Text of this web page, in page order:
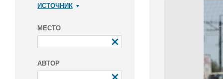
ИСТОЧНИК
МЕСТО
АВТОР